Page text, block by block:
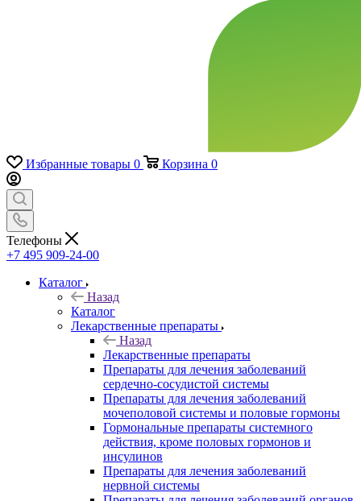
Избранные товары 0 Корзина 0
Телефоны
+7 495 909-24-00
Каталог
Назад
Каталог
Лекарственные препараты
Назад
Лекарственные препараты
Препараты для лечения заболеваний
сердечно-сосудистой системы
Препараты для лечения заболеваний
мочеполовой системы и половые гормоны
Гормональные препараты системного
действия, кроме половых гормонов и
инсулинов
Препараты для лечения заболеваний
нервной системы